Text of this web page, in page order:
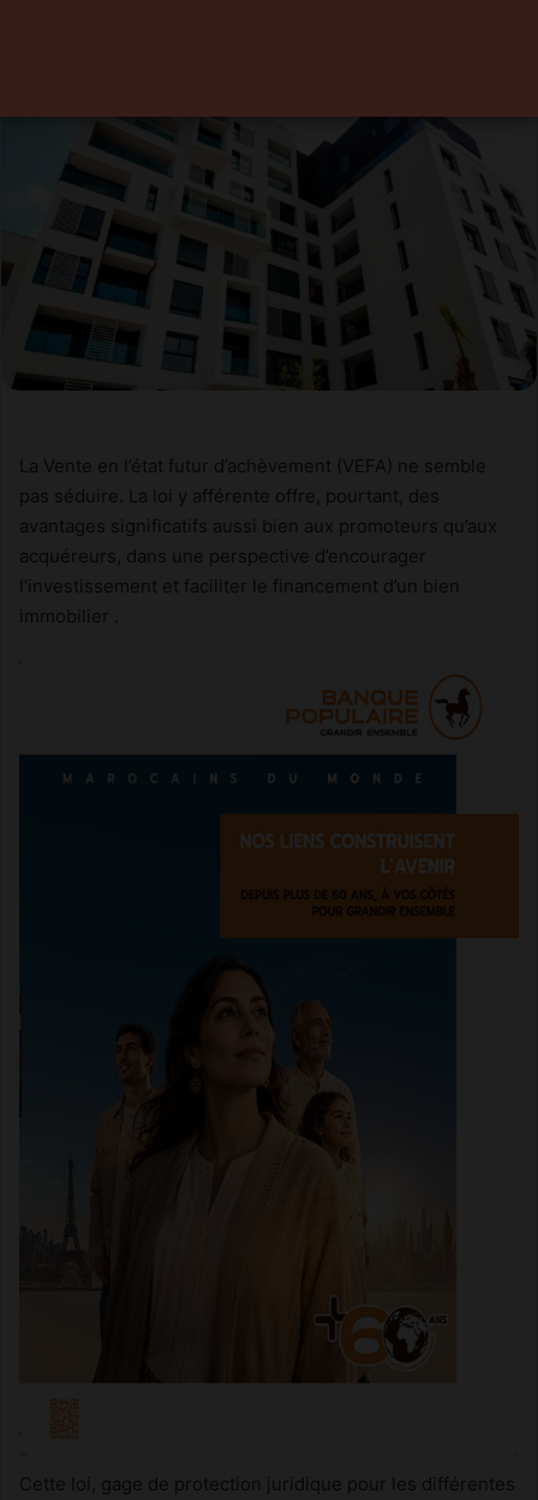
La Vente en l’état futur d’achèvement (VEFA) ne semble
pas séduire. La loi y afférente offre, pourtant, des
avantages significatifs aussi bien aux promoteurs qu’aux
acquéreurs, dans une perspective d’encourager
l’investissement et faciliter le financement d’un bien
immobilier .
Cette loi, gage de protection juridique pour les différentes